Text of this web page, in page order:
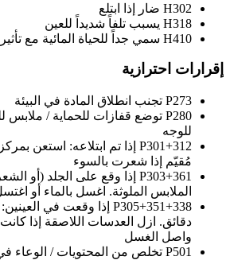
H302 ضار إذا ابتلع
H318 يسبب تلفاً شديداً للعين
H410 سمي جداً للحياة المائية مع
إقرارات احترازية
P273 تجنب انطلاق المادة في البيئة
P280 توضع قفازات للحماية / ملابس
للوجه
P301+312 إذا تم ابتلاعه: استعن
مُقيّم إذا شعرت بالسوء
P303+361 إذا وقع على الجلد (أو
الملابس الملوثة. اغسل بالماء أو
P305+351+338 إذا وقعت في
دقائق. ازل العدسات اللاصقة إذا
واصل الغسل
P501 تخلص من المحتويات / الوعاء